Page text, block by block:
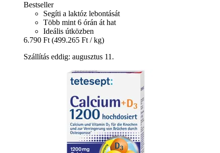
Bestseller
Segíti a laktóz lebontását
Több mint 6 órán át hat
Ideális útközben
6.790 Ft (499.265 Ft / kg)
Szállítás eddig: augusztus 11.